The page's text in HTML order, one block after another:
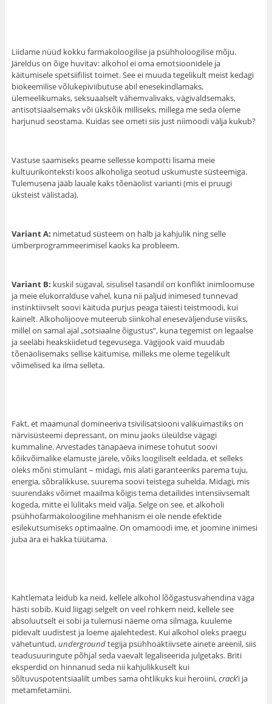
Liidame nüüd kokku farmakoloogilise ja psühholoogilise mõju.
Järeldus on õige huvitav: alkohol ei oma emotsioonidele ja
käitumisele spetsiifilist toimet. See ei muuda tegelikult meist kedagi
biokeemilise võlukepiviibutuse abil enesekindlamaks,
ülemeelikumaks, seksuaalselt vähemvalivaks, vägivaldsemaks,
antisotsiaalsemaks või ükskõik milliseks, millega me seda oleme
harjunud seostama. Kuidas see ometi siis just niimoodi välja kukub?
Vastuse saamiseks peame sellesse kompotti lisama meie
kultuurikonteksti koos alkoholiga seotud uskumuste süsteemiga.
Tulemusena jääb lauale kaks tõenäolist varianti (mis ei pruugi
üksteist välistada).
Variant A: nimetatud süsteem on halb ja kahjulik ning selle
ümberprogrammeerimisel kaoks ka probleem.
Variant B: kuskil sügaval, sisulisel tasandil on konflikt inimloomuse
ja meie elukorralduse vahel, kuna nii paljud inimesed tunnevad
instinktiivselt soovi käituda purjus peaga täiesti teistmoodi, kui
kainelt. Alkoholijoove muteerub siinkohal eneseväljenduse viisiks,
millel on samal ajal „sotsiaalne õigustus”, kuna tegemist on legaalse
ja seeläbi heakskiidetud tegevusega. Vägijook vaid muudab
tõenäolisemaks sellise käitumise, milleks me oleme tegelikult
võimelised ka ilma selleta.
Fakt, et maamunal domineeriva tsivilisatsiooni valikuimastiks on
närvisüsteemi depressant, on minu jaoks üleüldse vägagi
kummaline. Arvestades tänapäeva inimese tohutut soovi
kõikvõimalike elamuste järele, võiks loogiliselt eeldada, et selleks
oleks mõni stimulant – midagi, mis alati garanteeriks parema tuju,
energia, sõbralikkuse, suurema soovi teistega suhelda. Midagi, mis
suurendaks võimet maailma kõigis tema detailides intensiivsemalt
kogeda, mitte ei lülitaks meid välja. Selge on see, et alkoholi
psühhofarmakoloogiline mehhanism ei ole nende efektide
esilekutsumiseks optimaalne. On omamoodi ime, et joomine inimesi
juba ära ei hakka tüütama.
Kahtlemata leidub ka neid, kellele alkohol lõõgastusvahendina väga
hästi sobib. Kuid liigagi selgelt on veel rohkem neid, kellele see
absoluutselt ei sobi ja tulemusi näeme oma silmaga, kuuleme
pidevalt uudistest ja loeme ajalehtedest. Kui alkohol oleks praegu
vähetuntud,undergroundtegija psühhoaktiivsete ainete areenil, siis
teadusuuringute põhjal seda vaevalt legaliseerida julgetaks. Briti
eksperdid on hinnanud seda nii kahjulikkuselt kui
sõltuvuspotentsiaalilt umbes sama ohtlikuks kui heroiini,crack’i ja
metamfetamiini.